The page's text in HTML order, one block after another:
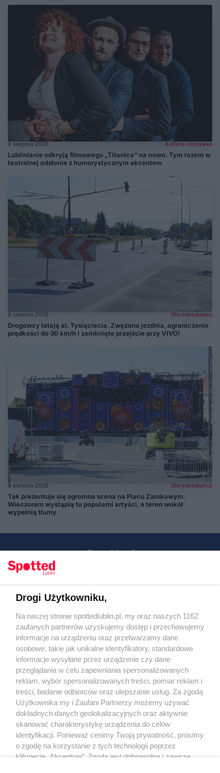
8 sierpnia 2026 Kultura i rozrywka
Lublinianie odkryją filmowego „Titanica” na nowo. Tym razem w
teatralnej odsłonie z humorystycznym akcentem
8 sierpnia 2026 Dla mieszkańca
Drogowcy łatają al. Tysiąclecia. Zwężona jezdnia, ograniczenie
prędkości do 30 km/h i zamknięte przejście przy VIVO!
8 sierpnia 2026 Dla mieszkańca
Tak prezentuje się ogromna scena na Placu Zamkowym.
Wieczorem wystąpią tu popularni artyści, a teren wokół
wypełnią tłumy
KATEGORIE
OGŁOSZENIA
WYDARZENIA
NA SKRÓTY
Regulamin
Polityka prywatności
RODO
Warunki korzystania z treści
Drogi Użytkowniku,
Na naszej stronie spottedlublin.pl, my oraz naszych 1162
zaufanych partnerów uzyskujemy dostęp i przechowujemy
informacje na urządzeniu oraz przetwarzamy dane
osobowe, takie jak unikalne identyfikatory, standardowe
informacje wysyłane przez urządzenie czy dane
przeglądania w celu zapewniania spersonalizowanych
reklam, wybór spersonalizowanych treści, pomiar reklam i
treści, badanie odbiorców oraz ulepszanie usług. Za zgodą
Użytkownika my i Zaufani Partnerzy możemy używać
dokładnych danych geolokalizacyjnych oraz aktywnie
skanować charakterystykę urządzenia do celów
identyfikacji. Ponieważ cenimy Twoją prywatność, prosimy
o zgodę na korzystanie z tych technologii poprzez
kliknięcie „Akceptuję”. Zgoda jest dobrowolna i zawsze